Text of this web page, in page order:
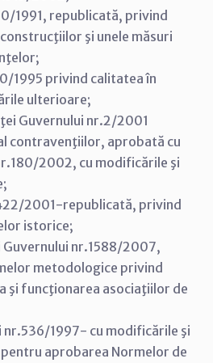
1991, republicată, privind
şi unele măsuri
1995 privind calitatea în
ulterioare;
Guvernului nr.2/2001
contravenţiilor, aprobată cu
2002, cu modificările şi
2001-republicată, privind
istorice;
nr.1588/2007,
metodologice privind
şi funcţionarea asociaţiilor de
1997- cu modificările şi
aprobarea Normelor de